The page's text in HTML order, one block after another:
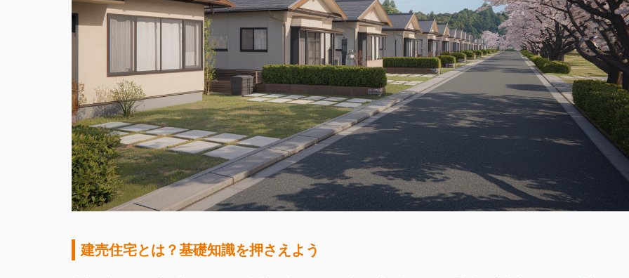
建売住宅とは？基礎知識を押さえよう